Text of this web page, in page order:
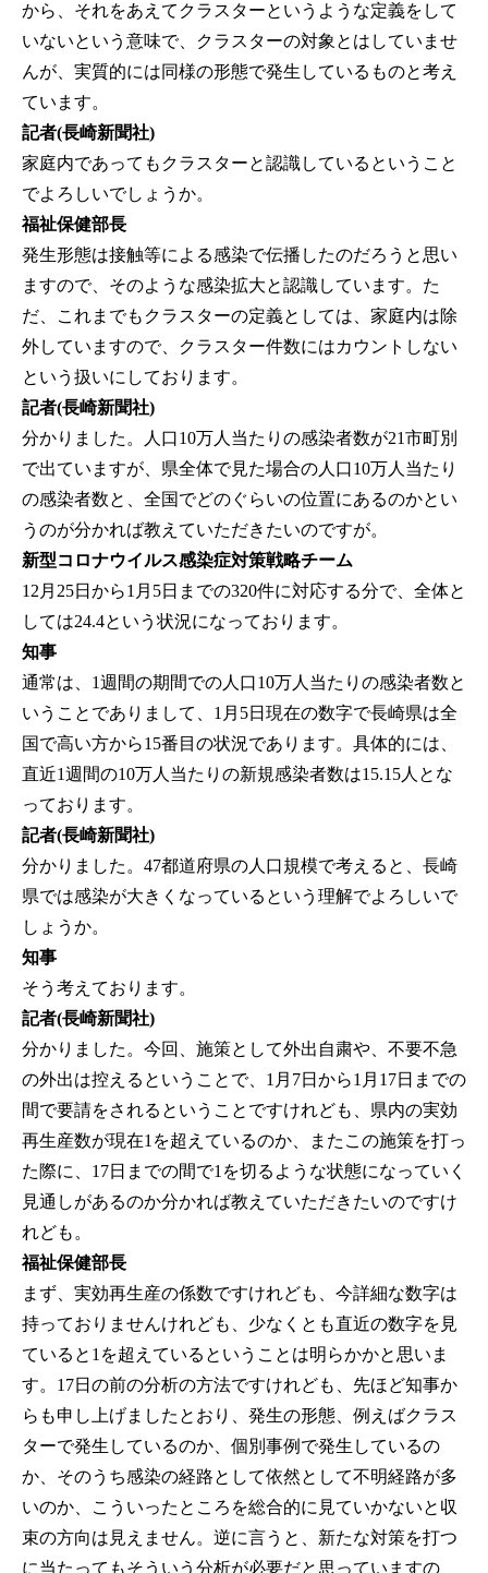
から、それをあえてクラスターというような定義をして
いないという意味で、クラスターの対象とはしていませ
んが、実質的には同様の形態で発生しているものと考え
ています。
記者(長崎新聞社)
家庭内であってもクラスターと認識しているということ
でよろしいでしょうか。
福祉保健部長
発生形態は接触等による感染で伝播したのだろうと思い
ますので、そのような感染拡大と認識しています。た
だ、これまでもクラスターの定義としては、家庭内は除
外していますので、クラスター件数にはカウントしない
という扱いにしております。
記者(長崎新聞社)
分かりました。人口10万人当たりの感染者数が21市町別
で出ていますが、県全体で見た場合の人口10万人当たり
の感染者数と、全国でどのぐらいの位置にあるのかとい
うのが分かれば教えていただきたいのですが。
新型コロナウイルス感染症対策戦略チーム
12月25日から1月5日までの320件に対応する分で、全体と
しては24.4という状況になっております。
知事
通常は、1週間の期間での人口10万人当たりの感染者数と
いうことでありまして、1月5日現在の数字で長崎県は全
国で高い方から15番目の状況であります。具体的には、
直近1週間の10万人当たりの新規感染者数は15.15人とな
っております。
記者(長崎新聞社)
分かりました。47都道府県の人口規模で考えると、長崎
県では感染が大きくなっているという理解でよろしいで
しょうか。
知事
そう考えております。
記者(長崎新聞社)
分かりました。今回、施策として外出自粛や、不要不急
の外出は控えるということで、1月7日から1月17日までの
間で要請をされるということですけれども、県内の実効
再生産数が現在1を超えているのか、またこの施策を打っ
た際に、17日までの間で1を切るような状態になっていく
見通しがあるのか分かれば教えていただきたいのですけ
れども。
福祉保健部長
まず、実効再生産の係数ですけれども、今詳細な数字は
持っておりませんけれども、少なくとも直近の数字を見
ていると1を超えているということは明らかかと思いま
す。17日の前の分析の方法ですけれども、先ほど知事か
らも申し上げましたとおり、発生の形態、例えばクラス
ターで発生しているのか、個別事例で発生しているの
か、そのうち感染の経路として依然として不明経路が多
いのか、こういったところを総合的に見ていかないと収
束の方向は見えません。逆に言うと、新たな対策を打つ
に当たってもそういう分析が必要だと思っていますの